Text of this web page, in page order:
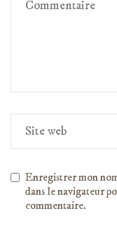
Enregistrer mon
dans le navigateur
commentaire.